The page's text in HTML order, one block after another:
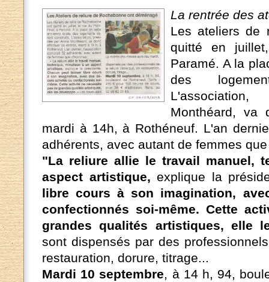
La rentrée des
Les ateliers de
quitté en
Paramé. A la
des
Monthéard, va
mardi à 14h, à Rothéneuf. L'an
adhérents, avec autant de femmes
"La reliure allie le travail manuel,
aspect artistique, explique la
libre cours à son imagination,
confectionnés soi-même. Cette
grandes qualités artistiques, elle
sont dispensés par des
restauration, dorure, titrage...
Mardi 10 septembre, à 14 h, 94,